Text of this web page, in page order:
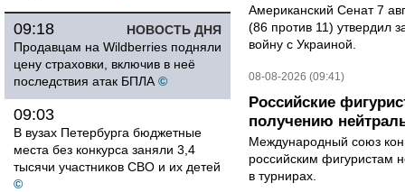
НОВОСТЬ ДНЯ
09:18
Продавцам на Wildberries подняли
цену страховки, включив в неё
последствия атак БПЛА ©
09:03
В вузах Петербурга бюджетные
места без конкурса заняли 3,4
тысячи участников СВО и их детей
©
Американский Сенат 7
(86 против 11) утвердил
войну с Украиной.
08-08-2026 (09:41)
Российские
получению
Международный союз
российским фигуристам
в турнирах.